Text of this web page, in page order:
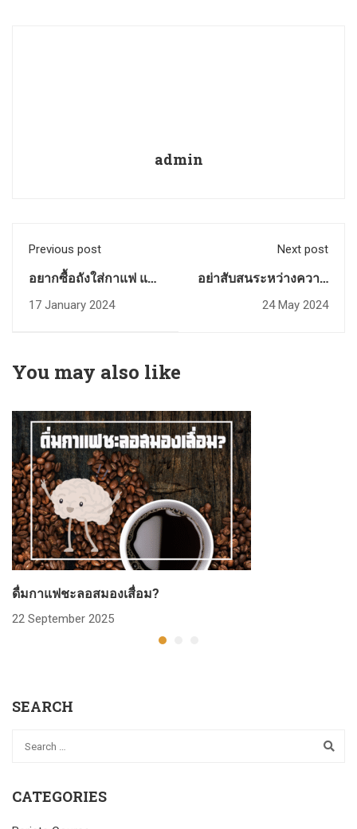
admin
Previous post
อยากซื้อถังใส่กาแฟ แล้ว
ซื้อขนาดไหนดี?
17 January 2024
Next post
อย่าสับสนระหว่างความ
เป็นกรดกับความเปรี้ยว
24 May 2024
You may also like
ดื่มกาแฟชะลอสมองเสื่อม?
22 September 2025
SEARCH
CATEGORIES